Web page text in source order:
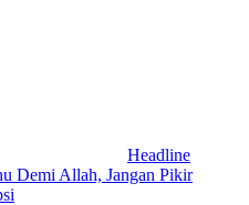
Headline
Demi Allah, Jangan Pikir